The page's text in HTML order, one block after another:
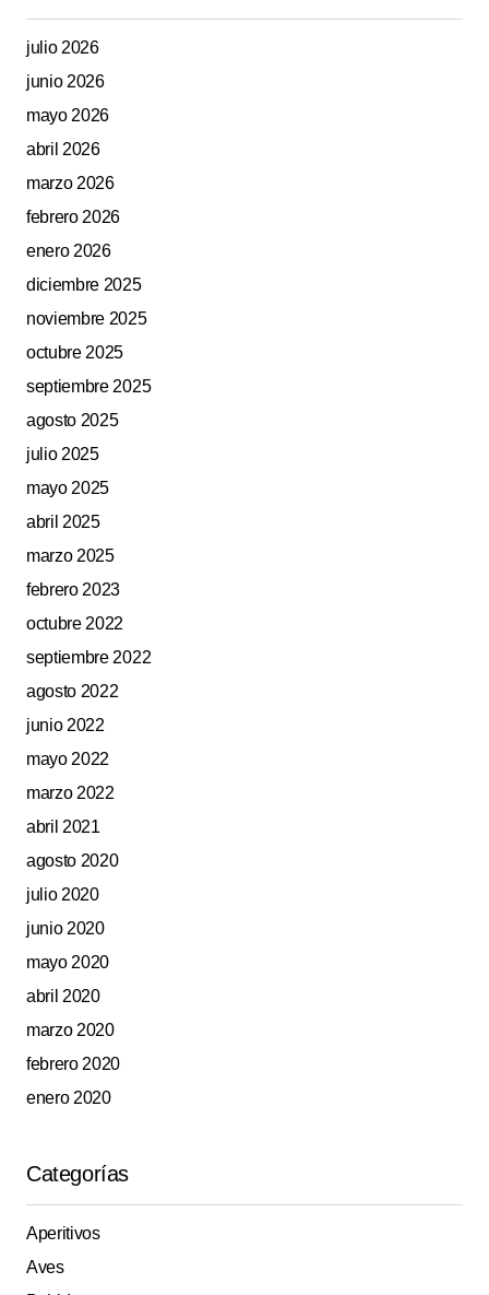
julio 2026
junio 2026
mayo 2026
abril 2026
marzo 2026
febrero 2026
enero 2026
diciembre 2025
noviembre 2025
octubre 2025
septiembre 2025
agosto 2025
julio 2025
mayo 2025
abril 2025
marzo 2025
febrero 2023
octubre 2022
septiembre 2022
agosto 2022
junio 2022
mayo 2022
marzo 2022
abril 2021
agosto 2020
julio 2020
junio 2020
mayo 2020
abril 2020
marzo 2020
febrero 2020
enero 2020
Categorías
Aperitivos
Aves